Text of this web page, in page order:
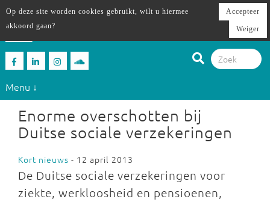
Menu ↓
Enorme overschotten bij
Duitse sociale verzekeringen
Kort nieuws - 12 april 2013
De Duitse sociale verzekeringen voor
ziekte, werkloosheid en pensioenen,
Op deze site worden cookies gebruikt, wilt u hiermee
akkoord gaan?
Accepteer
Weiger